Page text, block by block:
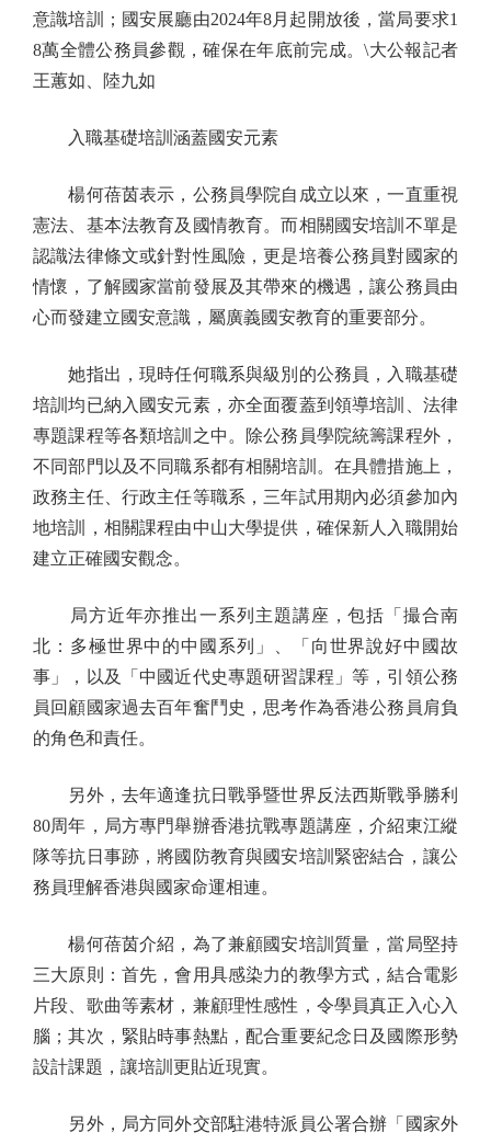
意識培訓；國安展廳由2024年8月起開放後，當局要求1
8萬全體公務員參觀，確保在年底前完成。\大公報記者
王蕙如、陸九如
入職基礎培訓涵蓋國安元素
楊何蓓茵表示，公務員學院自成立以來，一直重視
憲法、基本法教育及國情教育。而相關國安培訓不單是
認識法律條文或針對性風險，更是培養公務員對國家的
情懷，了解國家當前發展及其帶來的機遇，讓公務員由
心而發建立國安意識，屬廣義國安教育的重要部分。
她指出，現時任何職系與級別的公務員，入職基礎
培訓均已納入國安元素，亦全面覆蓋到領導培訓、法律
專題課程等各類培訓之中。除公務員學院統籌課程外，
不同部門以及不同職系都有相關培訓。在具體措施上，
政務主任、行政主任等職系，三年試用期內必須參加內
地培訓，相關課程由中山大學提供，確保新人入職開始
建立正確國安觀念。
局方近年亦推出一系列主題講座，包括「撮合南
北：多極世界中的中國系列」、「向世界說好中國故
事」，以及「中國近代史專題研習課程」等，引領公務
員回顧國家過去百年奮鬥史，思考作為香港公務員肩負
的角色和責任。
另外，去年適逢抗日戰爭暨世界反法西斯戰爭勝利
80周年，局方專門舉辦香港抗戰專題講座，介紹東江縱
隊等抗日事跡，將國防教育與國安培訓緊密結合，讓公
務員理解香港與國家命運相連。
楊何蓓茵介紹，為了兼顧國安培訓質量，當局堅持
三大原則：首先，會用具感染力的教學方式，結合電影
片段、歌曲等素材，兼顧理性感性，令學員真正入心入
腦；其次，緊貼時事熱點，配合重要紀念日及國際形勢
設計課題，讓培訓更貼近現實。
另外，局方同外交部駐港特派員公署合辦「國家外